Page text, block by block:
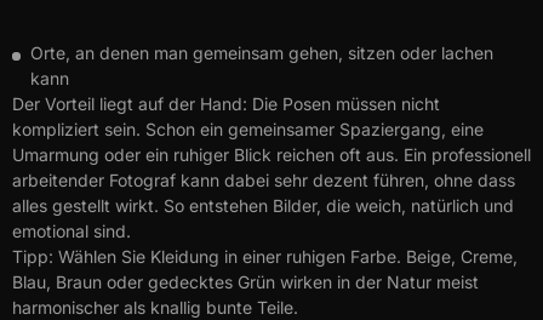
Orte, an denen man gemeinsam gehen, sitzen oder lachen
kann
Der Vorteil liegt auf der Hand: Die Posen müssen nicht
kompliziert sein. Schon ein gemeinsamer Spaziergang, eine
Umarmung oder ein ruhiger Blick reichen oft aus. Ein professionell
arbeitender Fotograf kann dabei sehr dezent führen, ohne dass
alles gestellt wirkt. So entstehen Bilder, die weich, natürlich und
emotional sind.
Tipp: Wählen Sie Kleidung in einer ruhigen Farbe. Beige, Creme,
Blau, Braun oder gedecktes Grün wirken in der Natur meist
harmonischer als knallig bunte Teile.